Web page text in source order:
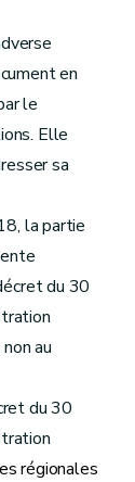
en
le
Elle
sa
la partie
du 30
au
du 30
régionales